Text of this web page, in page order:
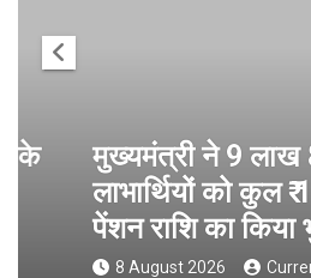
मुख्यमंत्री ने 9 लाख 87
लाभार्थियों को कुल ₹
पेंशन राशि का किया
8 August 2026